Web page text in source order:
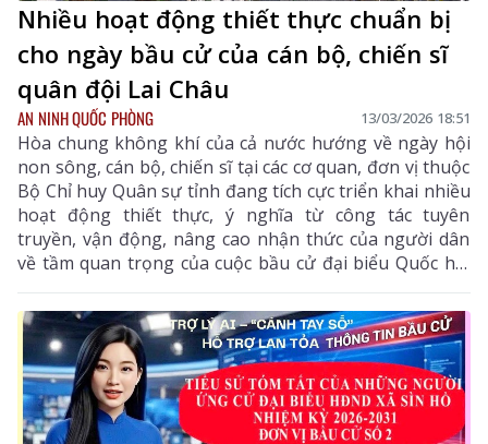
Nhiều hoạt động thiết thực chuẩn bị
cho ngày bầu cử của cán bộ, chiến sĩ
quân đội Lai Châu
AN NINH QUỐC PHÒNG 13/03/2026 18:51
Hòa chung không khí của cả nước hướng về ngày hội
non sông, cán bộ, chiến sĩ tại các cơ quan, đơn vị thuộc
Bộ Chỉ huy Quân sự tỉnh đang tích cực triển khai nhiều
hoạt động thiết thực, ý nghĩa từ công tác tuyên
truyền, vận động, nâng cao nhận thức của người dân
về tầm quan trọng của cuộc bầu cử đại biểu Quốc hội
và đại biểu HĐND các cấp nhiệm kỳ 2026-2031; đến
luyện tập phương án sẵn sàng chiến đấu bảo vệ cuộc
bầu cử. Qua đó, thể hiện quyết tâm cao cùng các cấp,
các ngành trong tỉnh tổ chức thành công cuộc bầu cử
an toàn, dân chủ, đúng luật, tiết kiệm.